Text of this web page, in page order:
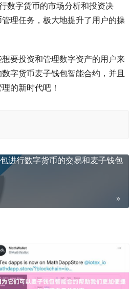
数字货币的市场分析和投资决
理任务，极大地提升了用户的操
要投资和管理数字资产的用户来
字货币麦子钱包智能合约，并且
的新时代吧！
进行数字货币的交易和麦子钱包